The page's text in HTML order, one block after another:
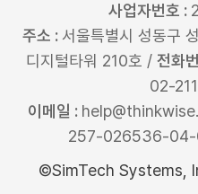
사업자번호 :
주소 : 서울특별시 성동구
디지털타워 210호 / 전화
02-
이메일 :
257-026536-04-
©SimTech Systems,